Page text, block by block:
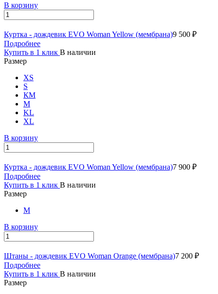
В корзину
Куртка - дождевик EVO Woman Yellow (мембрана)9 500 ₽
Подробнее
Купить в 1 клик В наличии
Размер
XS
S
КМ
M
KL
XL
В корзину
Куртка - дождевик EVO Woman Yellow (мембрана)7 900 ₽
Подробнее
Купить в 1 клик В наличии
Размер
M
В корзину
Штаны - дождевик EVO Woman Orange (мембрана)7 200 ₽
Подробнее
Купить в 1 клик В наличии
Размер